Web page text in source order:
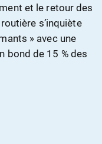
et le retour des
s’inquiète
» avec une
bond de 15 % des